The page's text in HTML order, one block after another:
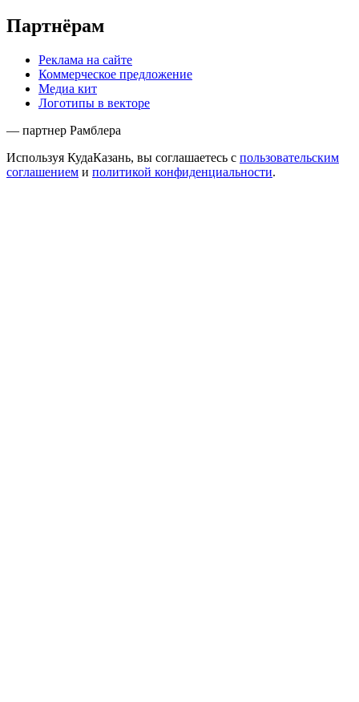
Партнёрам
Реклама на сайте
Коммерческое предложение
Медиа кит
Логотипы в векторе
— партнер Рамблера
Используя КудаКазань, вы соглашаетесь с пользовательским
соглашением и политикой конфиденциальности.